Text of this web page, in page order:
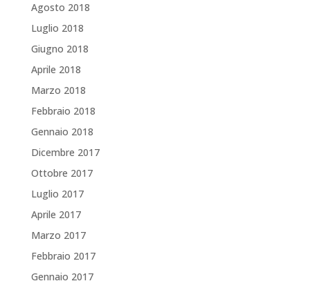
Agosto 2018
Luglio 2018
Giugno 2018
Aprile 2018
Marzo 2018
Febbraio 2018
Gennaio 2018
Dicembre 2017
Ottobre 2017
Luglio 2017
Aprile 2017
Marzo 2017
Febbraio 2017
Gennaio 2017